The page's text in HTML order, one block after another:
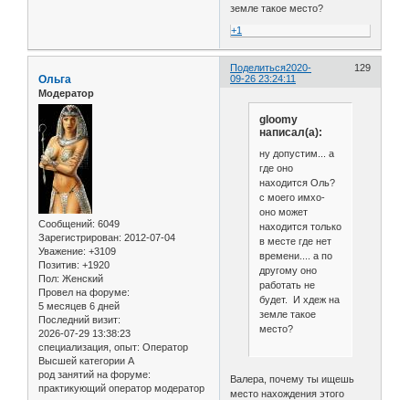
земле такое место?
+1
Поделиться 129
2020-
09-26 23:24:11
Ольга
Модератор
Сообщений: 6049
Зарегистрирован: 2012-07-04
Уважение: +3109
Позитив: +1920
Пол: Женский
Провел на форуме:
5 месяцев 6 дней
Последний визит:
2026-07-29 13:38:23
специализация, опыт: Оператор
Высшей категории А
род занятий на форуме:
практикующий оператор модератор
gloomy
написал(а):
ну допустим... а
где оно
находится Оль?
с моего имхо-
оно может
находится только
в месте где нет
времени.... а по
другому оно
работать не
будет. И хдеж на
земле такое
место?
Валера, почему ты ищешь
место нахождения этого